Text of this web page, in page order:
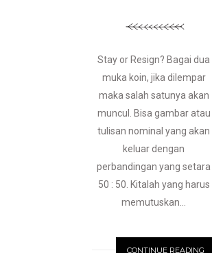
Stay or Resign? Bagai dua
muka koin, jika dilempar
maka salah satunya akan
muncul. Bisa gambar atau
tulisan nominal yang akan
keluar dengan
perbandingan yang setara
50 : 50. Kitalah yang harus
memutuskan...
CONTINUE READING